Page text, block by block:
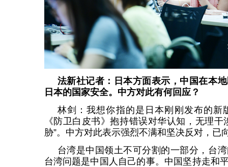
法新社记者：日本方面表示，中国在本
日本的国家安全。中方对此有何回应？
林剑：我想你指的是日本刚刚发布的新
《防卫白皮书》抱持错误对华认知，无理
胁”。中方对此表示强烈不满和坚决反对，已
台湾是中国领土不可分割的一部分，台
台湾问题是中国人自己的事。中国坚持走和